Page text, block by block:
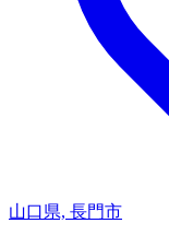
山口県, 長門市